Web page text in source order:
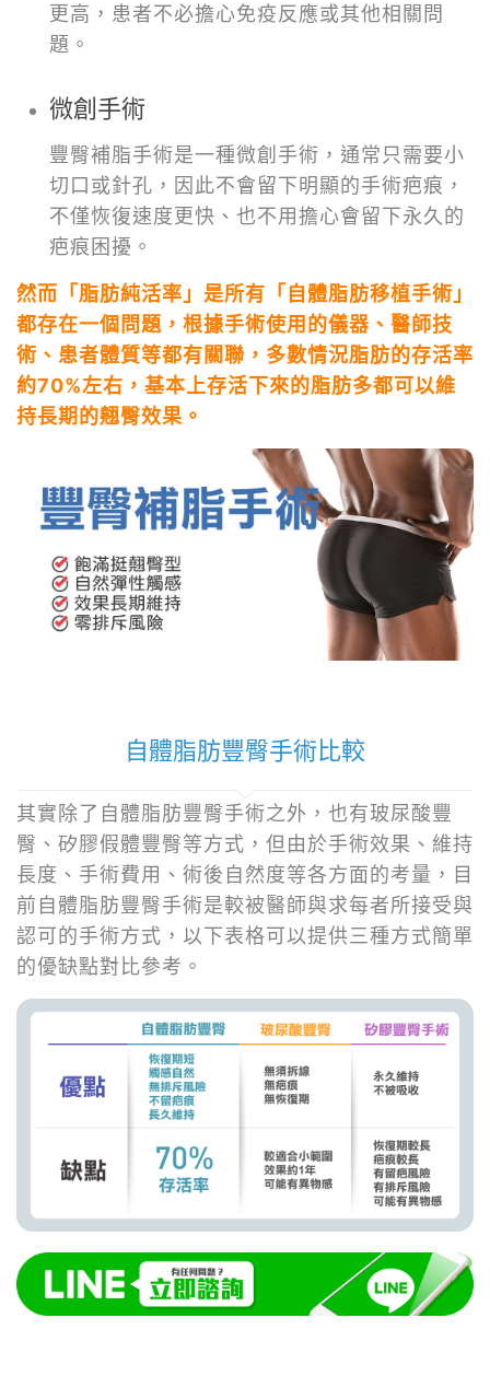
更高，患者不必擔心免疫反應或其他相關問
題。
微創手術
豐臀補脂手術是一種微創手術，通常只需要小
切口或針孔，因此不會留下明顯的手術疤痕，
不僅恢復速度更快、也不用擔心會留下永久的
疤痕困擾。
然而「脂肪純活率」是所有「自體脂肪移植手術」
都存在一個問題，根據手術使用的儀器、醫師技
術、患者體質等都有關聯，多數情況脂肪的存活率
約70%左右，基本上存活下來的脂肪多都可以維
持長期的翹臀效果。
自體脂肪豐臀手術比較
其實除了自體脂肪豐臀手術之外，也有玻尿酸豐
臀、矽膠假體豐臀等方式，但由於手術效果、維持
長度、手術費用、術後自然度等各方面的考量，目
前自體脂肪豐臀手術是較被醫師與求每者所接受與
認可的手術方式，以下表格可以提供三種方式簡單
的優缺點對比參考。